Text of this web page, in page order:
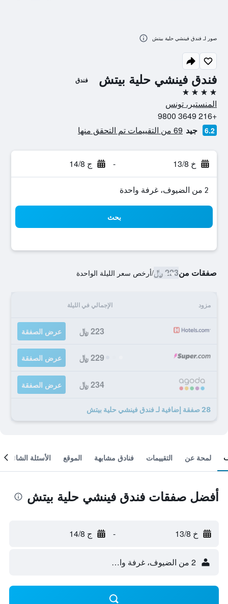
فندق فينشي حلية بيتش فندق
4 نجوم
المنستير، تونس
+216 3649 9800
6.2 جيد 69 من التقييمات تم التحقق منها
خ 13/8 - ج 14/8
2 من الضيوف، غرفة واحدة
بحث
صفقات من223 ﷼ /أرخص سعر الليلة الواحدة
مزود الإجمالي في الليلة
223 ﷼ عرض الصفقة
229 ﷼ عرض الصفقة
234 ﷼ عرض الصفقة
28 صفقة إضافية لـ فندق فينشي حلية بيتش
صور لـ فندق فينشي حلية بيتش
لمحة عن التقييمات فنادق مشابهة الموقع الأسئلة الشائعة
أفضل صفقات فندق فينشي حلية بيتش
خ 13/8 - ج 14/8
2 من الضيوف، غرفة واحدة